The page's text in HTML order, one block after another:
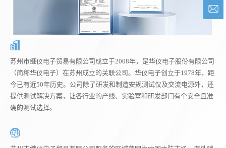
苏州市继仪电子贸易有限公司成立于2008年，是华仪电子股份有限公司
（简称华仪电子）在苏州成立的关联公司。华仪电子创立于1978年，距
今已有近50年历史。公司除了研发和制造安规测试仪及交流电源外，还
提供测试解决方案，让各行业的产线、实验室和研发部门有个安全且准
确的测试选择。